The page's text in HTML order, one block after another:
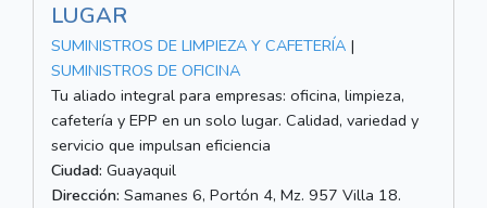
LUGAR
SUMINISTROS DE LIMPIEZA Y CAFETERÍA |
SUMINISTROS DE OFICINA
Tu aliado integral para empresas: oficina, limpieza,
cafetería y EPP en un solo lugar. Calidad, variedad y
servicio que impulsan eficiencia
Ciudad: Guayaquil
Dirección: Samanes 6, Portón 4, Mz. 957 Villa 18.